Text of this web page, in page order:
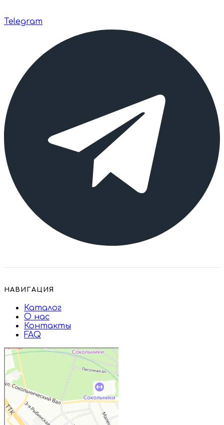
Telegram
НАВИГАЦИЯ
Каталог
О нас
Контакты
FAQ
Дружба
Пищевые ингредиенты и специи в
Москве
Магазин подарков и сувениров в
Москве